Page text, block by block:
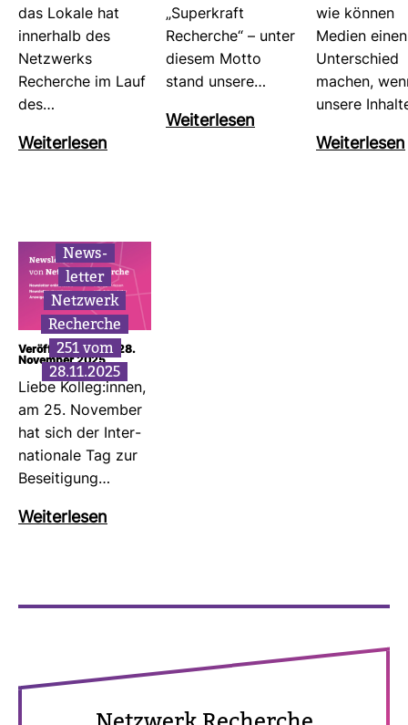
das Lokale hat
inner­halb des
Netz­werks
Recherche im Lauf
des…
Wei­ter­lesen
„Super­kraft
Recherche“ – unter
diesem Motto
stand unsere…
Wei­ter­lesen
wie können
Medien einen
Unter­schied
machen,
unsere
Wei­ter­lesen
News­
letter
Netz­werk
Recherche
251 vom
28.11.2025
Veröffentlicht am: 28.
November 2025
Liebe Kolleg:innen,
am 25. November
hat sich der Inter­
na­tio­nale Tag zur
Besei­ti­gung…
Wei­ter­lesen